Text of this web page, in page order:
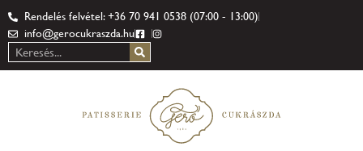
Rendelés felvétel: +36 70 941 0538 (07:00 - 13:00)
info@gerocukraszda.hu